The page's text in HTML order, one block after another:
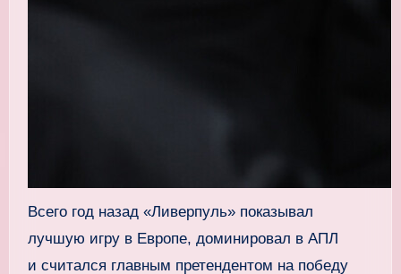
Всего год назад «Ливерпуль» показывал
лучшую игру в Европе, доминировал в АПЛ
и считался главным претендентом на победу